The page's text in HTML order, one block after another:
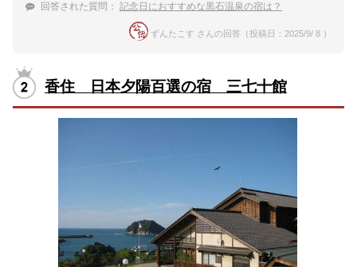
回答された質問： 記念日におすすめな黒石温泉の宿は？
ずんたこす さんの回答（投稿日：2025/9/ 8 ）
香住 日本夕陽百選の宿 三七十館